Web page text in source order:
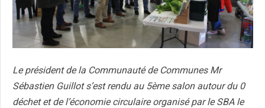
Le président de la Communauté de Communes Mr
Sébastien Guillot s’est rendu au 5ème salon autour du 0
déchet et de l’économie circulaire organisé par le SBA le